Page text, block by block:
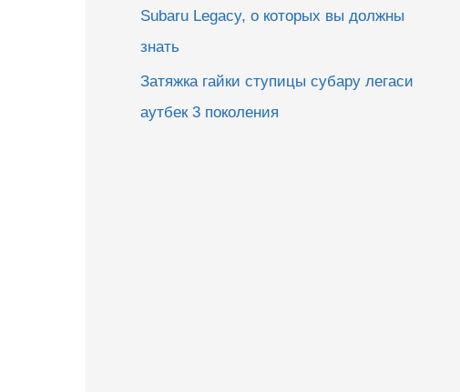
Subaru Legacy, о которых вы должны
знать
Затяжка гайки ступицы субару легаси
аутбек 3 поколения